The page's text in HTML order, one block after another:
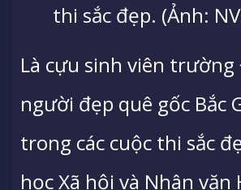
thi sắc đẹp. (Ảnh:
Là cựu sinh viên trường
người đẹp quê gốc
trong các cuộc thi sắc
học Xã hội và Nhân